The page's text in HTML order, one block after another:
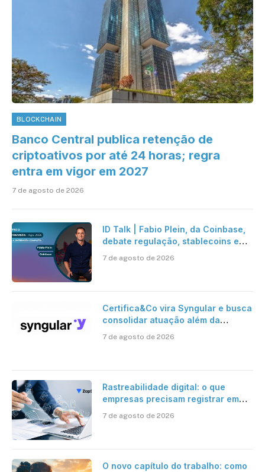
BLOCKCHAIN
Banco Central publica retenção de
criptoativos por até 24 horas; regra
entra em vigor em 2027
7 de agosto de 2026
ID Talk | Fabio Plein, da Coinbase,
debate regulação, stablecoins e
7 de agosto de 2026
Certifica&Co vira Syngular e busca
consolidar atuação além da
7 de agosto de 2026
Rastreabilidade digital: o que
empresas precisam registrar em
7 de agosto de 2026
O novo capítulo do trabalho: como